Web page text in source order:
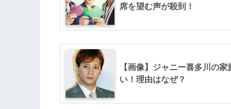
席を望む声が殺到！
【画像】ジャニー喜多川の
い！理由はなぜ？